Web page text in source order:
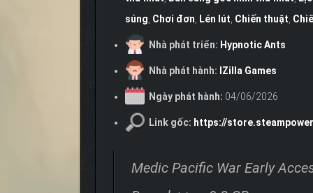
súng, Chơi đơn, Lén lút, Chiến thuật,
Nhà phát triển: Hypnotic Ants
Nhà phát hành: IZilla Games
Ngày phát hành: 04/06/2026
Link gốc: https://
Medic Pacific War Early